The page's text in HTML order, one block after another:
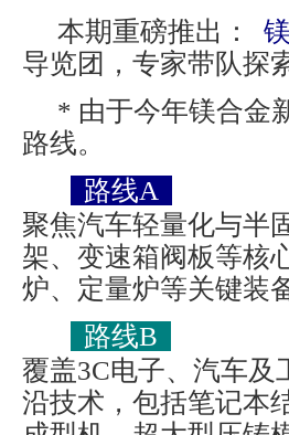
本期重磅推出：
导览团，专家带队探
* 由于今年镁合金
路线。
路线A
聚焦汽车轻量化与半
架、变速箱阀板等核
炉、定量炉等关键装
路线B
覆盖3C电子、汽车及
沿技术，包括笔记本